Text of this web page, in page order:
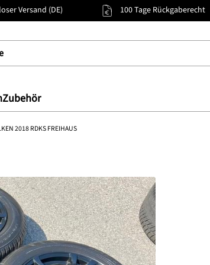
Versand (DE) 100 Tage Rückgaberecht
Zubehör
2018 RDKS FREIHAUS